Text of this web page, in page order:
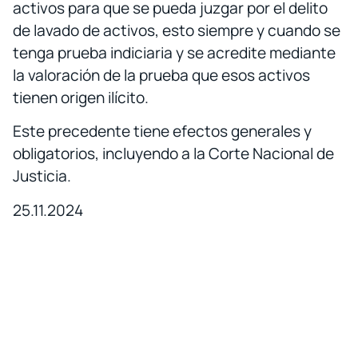
activos para que se pueda juzgar por el delito
de lavado de activos, esto siempre y cuando se
tenga prueba indiciaria y se acredite mediante
la valoración de la prueba que esos activos
tienen origen ilícito.
Este precedente tiene efectos generales y
obligatorios, incluyendo a la Corte Nacional de
Justicia.
25.11.2024